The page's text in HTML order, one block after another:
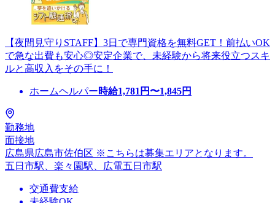
【夜間見守りSTAFF】3日で専門資格を無料GET！前払いOK
で急な出費も安心◎安定企業で、未経験から将来役立つスキ
ルと高収入をその手に！
ホームヘルパー時給1,781 円〜1,845円
勤務地
面接地
広島県広島市佐伯区 ※こちらは募集エリアとなります。
五日市駅、楽々園駅、広電五日市駅
交通費支給